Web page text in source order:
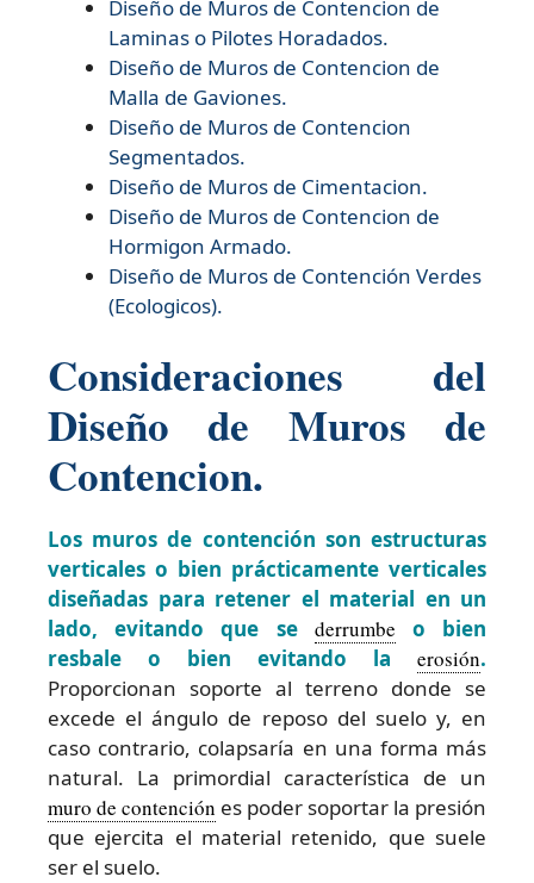
Diseño de Muros de Contencion de
Laminas o Pilotes Horadados.
Diseño de Muros de Contencion de
Malla de Gaviones.
Diseño de Muros de Contencion
Segmentados.
Diseño de Muros de Cimentacion.
Diseño de Muros de Contencion de
Hormigon Armado.
Diseño de Muros de Contención Verdes
(Ecologicos).
Consideraciones del
Diseño de Muros de
Contencion.
Los muros de contención son estructuras
verticales o bien prácticamente verticales
diseñadas para retener el material en un
lado, evitando que se derrumbe o bien
resbale o bien evitando la erosión.
Proporcionan soporte al terreno donde se
excede el ángulo de reposo del suelo y, en
caso contrario, colapsaría en una forma más
natural. La primordial característica de un
muro de contención es poder soportar la presión
que ejercita el material retenido, que suele
ser el suelo.